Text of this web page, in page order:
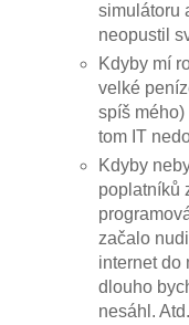
simulátoru
neopustil
Kdyby mí
velké
spíš
tom IT
Kdyby
poplatníků
začalo
internet do
dlouho
nesáhl. Atd.